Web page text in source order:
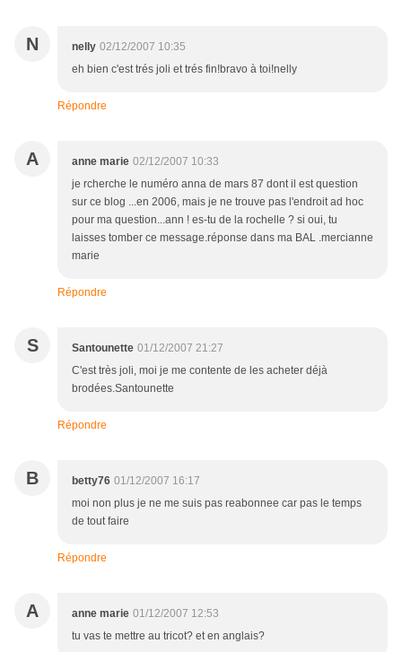
N nelly 02/12/2007 10:35
eh bien c'est trés joli et trés fin!bravo à toi!nelly
Répondre
A anne marie 02/12/2007 10:33
je rcherche le numéro anna de mars 87 dont il est question
sur ce blog ...en 2006, mais je ne trouve pas l'endroit ad hoc
pour ma question...ann ! es-tu de la rochelle ? si oui, tu
laisses tomber ce message.réponse dans ma BAL .mercianne
marie
Répondre
S Santounette 01/12/2007 21:27
C'est très joli, moi je me contente de les acheter déjà
brodées.Santounette
Répondre
B betty76 01/12/2007 16:17
moi non plus je ne me suis pas reabonnee car pas le temps
de tout faire
Répondre
A anne marie 01/12/2007 12:53
tu vas te mettre au tricot? et en anglais?